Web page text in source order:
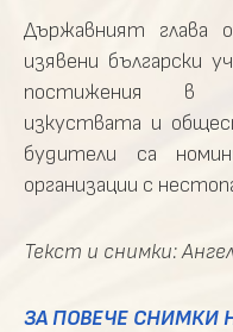
Държавният глава
изявени български
постижения в
изкуствата и
будители са
организации с
Текст и снимки:
ЗА ПОВЕЧЕ СНИМКИ